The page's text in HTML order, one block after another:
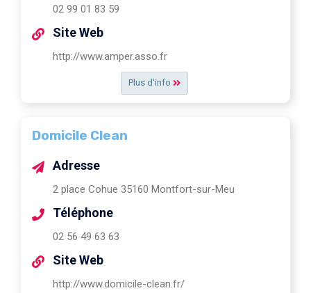
Plus d'info
02 99 01 83 59
Site Web
http://www.amper.asso.fr
Domicile Clean
Adresse
2 place Cohue 35160 Montfort-sur-Meu
Téléphone
02 56 49 63 63
Site Web
http://www.domicile-clean.fr/